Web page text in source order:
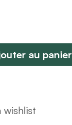
au panier
wishlist